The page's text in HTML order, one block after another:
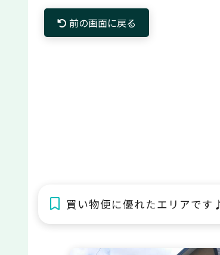
前の画面に戻る
買い物便に優れたエリアです